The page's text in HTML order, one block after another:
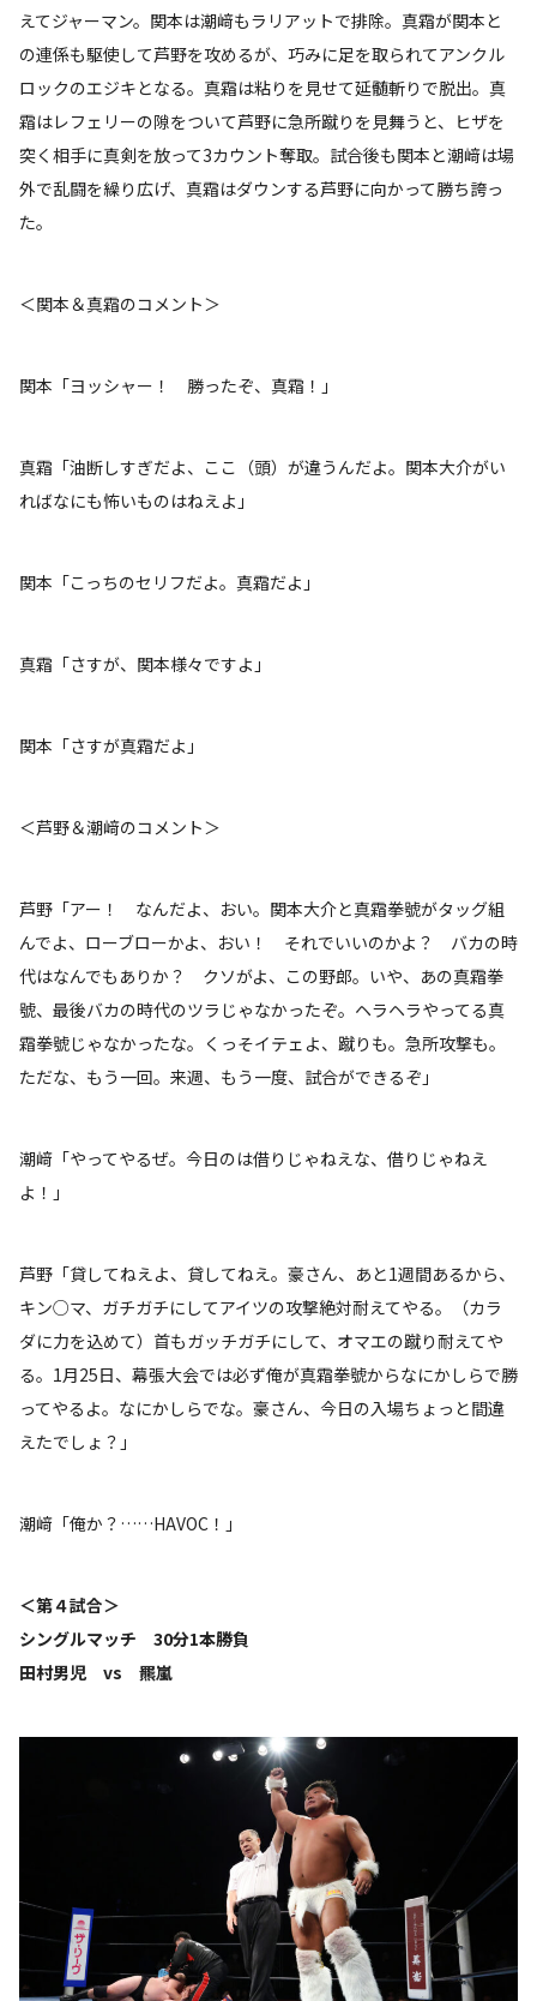
えてジャーマン。関本は潮﨑もラリアットで排除。真霜が関本と
の連係も駆使して芦野を攻めるが、巧みに足を取られてアンクル
ロックのエジキとなる。真霜は粘りを見せて延髄斬りで脱出。真
霜はレフェリーの隙をついて芦野に急所蹴りを見舞うと、ヒザを
突く相手に真剣を放って3カウント奪取。試合後も関本と潮﨑は場
外で乱闘を繰り広げ、真霜はダウンする芦野に向かって勝ち誇っ
た。
＜関本＆真霜のコメント＞
関本「ヨッシャー！ 勝ったぞ、真霜！」
真霜「油断しすぎだよ、ここ（頭）が違うんだよ。関本大介がい
ればなにも怖いものはねえよ」
関本「こっちのセリフだよ。真霜だよ」
真霜「さすが、関本様々ですよ」
関本「さすが真霜だよ」
＜芦野＆潮﨑のコメント＞
芦野「アー！ なんだよ、おい。関本大介と真霜拳號がタッグ組
んでよ、ローブローかよ、おい！ それでいいのかよ？ バカの時
代はなんでもありか？ クソがよ、この野郎。いや、あの真霜拳
號、最後バカの時代のツラじゃなかったぞ。ヘラヘラやってる真
霜拳號じゃなかったな。くっそイテェよ、蹴りも。急所攻撃も。
ただな、もう一回。来週、もう一度、試合ができるぞ」
潮﨑「やってやるぜ。今日のは借りじゃねえな、借りじゃねえ
よ！」
芦野「貸してねえよ、貸してねえ。豪さん、あと1週間あるから、
キン○マ、ガチガチにしてアイツの攻撃絶対耐えてやる。（カラ
ダに力を込めて）首もガッチガチにして、オマエの蹴り耐えてや
る。1月25日、幕張大会では必ず俺が真霜拳號からなにかしらで勝
ってやるよ。なにかしらでな。豪さん、今日の入場ちょっと間違
えたでしょ？」
潮﨑「俺か？……HAVOC！」
＜第４試合＞
シングルマッチ 30分1本勝負
田村男児 vs 羆嵐